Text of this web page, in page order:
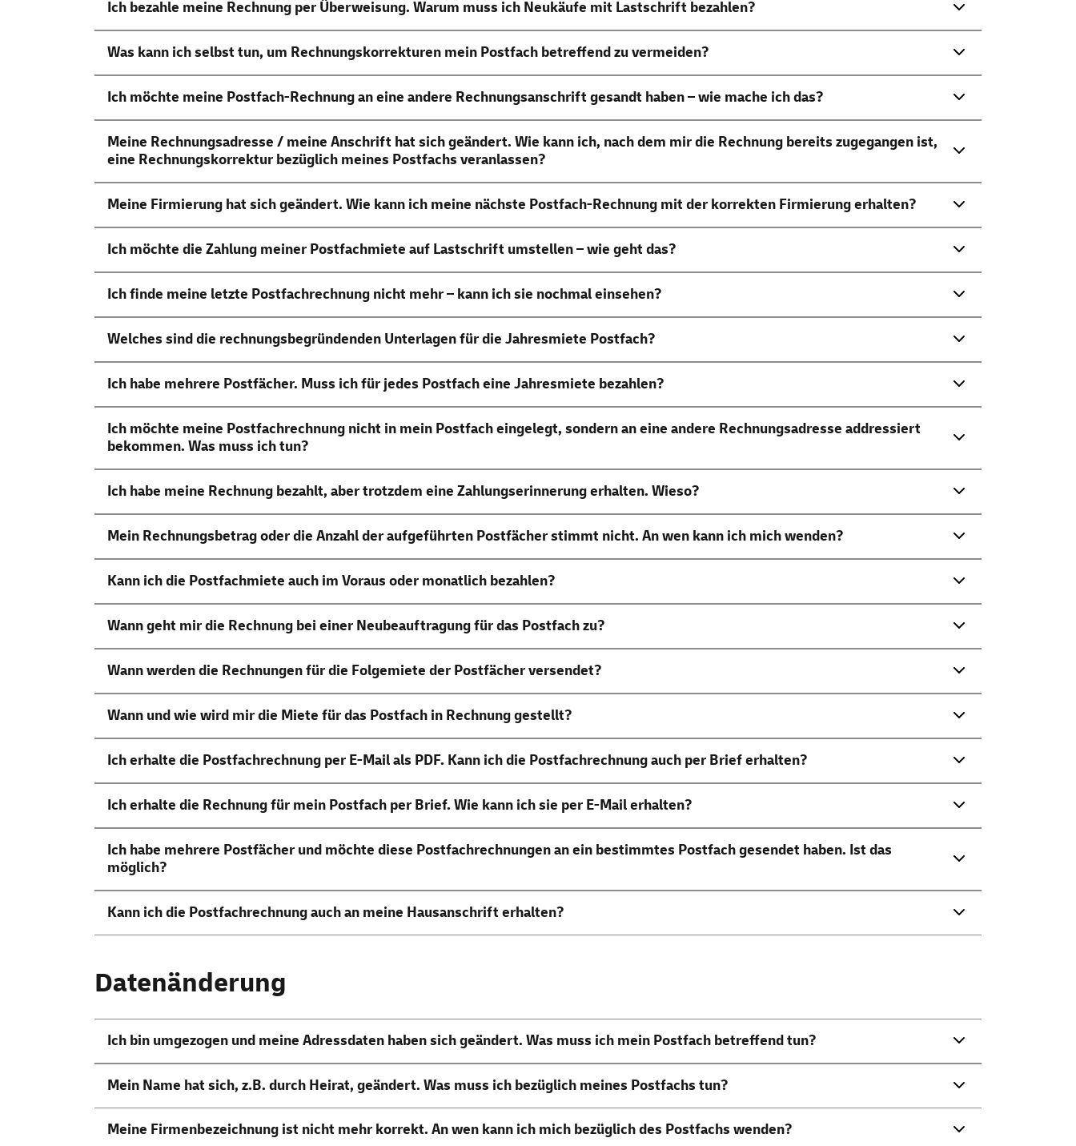
Ich bezahle meine Rechnung per Überweisung. Warum muss ich Neukäufe mit Lastschrift bezahlen?
Was kann ich selbst tun, um Rechnungskorrekturen mein Postfach betreffend zu vermeiden?
Ich möchte meine Postfach-Rechnung an eine andere Rechnungsanschrift gesandt haben – wie mache ich das?
Meine Rechnungsadresse / meine Anschrift hat sich geändert. Wie kann ich, nach dem mir die Rechnung bereits zugegangen ist,
eine Rechnungskorrektur bezüglich meines Postfachs veranlassen?
Meine Firmierung hat sich geändert. Wie kann ich meine nächste Postfach-Rechnung mit der korrekten Firmierung erhalten?
Ich möchte die Zahlung meiner Postfachmiete auf Lastschrift umstellen – wie geht das?
Ich finde meine letzte Postfachrechnung nicht mehr – kann ich sie nochmal einsehen?
Welches sind die rechnungsbegründenden Unterlagen für die Jahresmiete Postfach?
Ich habe mehrere Postfächer. Muss ich für jedes Postfach eine Jahresmiete bezahlen?
Ich möchte meine Postfachrechnung nicht in mein Postfach eingelegt, sondern an eine andere Rechnungsadresse addressiert
bekommen. Was muss ich tun?
Ich habe meine Rechnung bezahlt, aber trotzdem eine Zahlungserinnerung erhalten. Wieso?
Mein Rechnungsbetrag oder die Anzahl der aufgeführten Postfächer stimmt nicht. An wen kann ich mich wenden?
Kann ich die Postfachmiete auch im Voraus oder monatlich bezahlen?
Wann geht mir die Rechnung bei einer Neubeauftragung für das Postfach zu?
Wann werden die Rechnungen für die Folgemiete der Postfächer versendet?
Wann und wie wird mir die Miete für das Postfach in Rechnung gestellt?
Ich erhalte die Postfachrechnung per E-Mailals PDF. Kann ich die Postfachrechnung auch per Brief erhalten?
Ich erhalte die Rechnung für mein Postfach per Brief. Wie kann ich sie per E-Mailerhalten?
Ich habe mehrere Postfächer und möchte diese Postfachrechnungen an ein bestimmtes Postfach gesendet haben. Ist das
möglich?
Kann ich die Postfachrechnung auch an meine Hausanschrift erhalten?
Datenänderung
Ich bin umgezogen und meine Adressdaten haben sich geändert. Was muss ich mein Postfach betreffend tun?
Mein Name hat sich, z.B. durch Heirat, geändert. Was muss ich bezüglich meines Postfachs tun?
Meine Firmenbezeichnung ist nicht mehr korrekt. An wen kann ich mich bezüglich des Postfachs wenden?